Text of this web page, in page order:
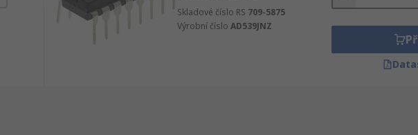
Skladové číslo RS 709-5875
Výrobní číslo AD539JNZ